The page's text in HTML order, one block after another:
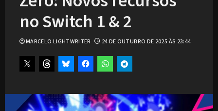
no Switch 1 & 2
MARCELO LIGHTWRITER 24 DE OUTUBRO DE 2025 ÀS 23:44